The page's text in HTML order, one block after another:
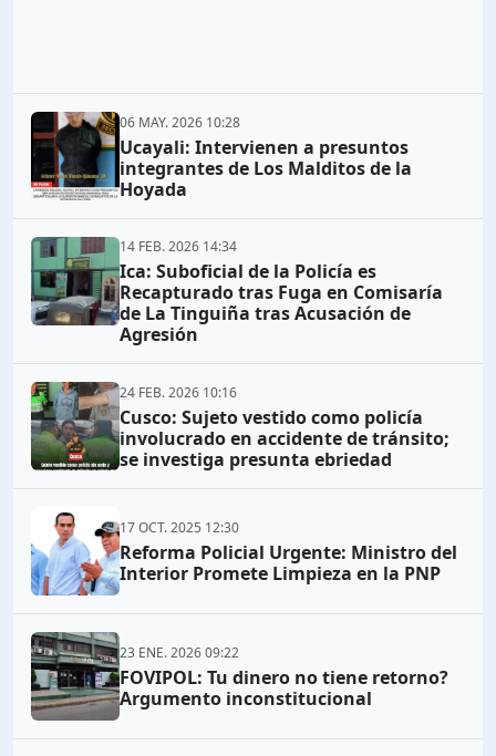
06 MAY. 2026 10:28
Ucayali: Intervienen a presuntos
integrantes de Los Malditos de la
Hoyada
14 FEB. 2026 14:34
Ica: Suboficial de la Policía es
Recapturado tras Fuga en Comisaría
de La Tinguiña tras Acusación de
Agresión
24 FEB. 2026 10:16
Cusco: Sujeto vestido como policía
involucrado en accidente de tránsito;
se investiga presunta ebriedad
17 OCT. 2025 12:30
Reforma Policial Urgente: Ministro del
Interior Promete Limpieza en la PNP
23 ENE. 2026 09:22
FOVIPOL: Tu dinero no tiene retorno?
Argumento inconstitucional